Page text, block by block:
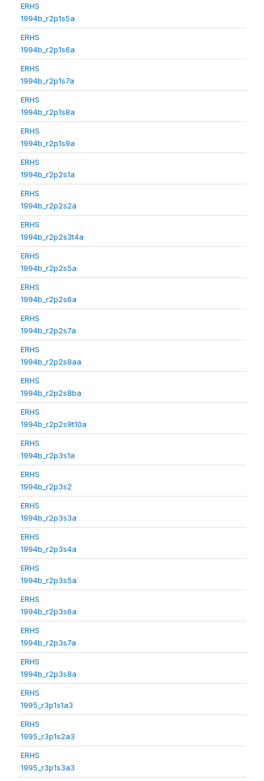
ERHS
1994b_r2p1s5a
ERHS
1994b_r2p1s6a
ERHS
1994b_r2p1s7a
ERHS
1994b_r2p1s8a
ERHS
1994b_r2p1s9a
ERHS
1994b_r2p2s1a
ERHS
1994b_r2p2s2a
ERHS
1994b_r2p2s3t4a
ERHS
1994b_r2p2s5a
ERHS
1994b_r2p2s6a
ERHS
1994b_r2p2s7a
ERHS
1994b_r2p2s8aa
ERHS
1994b_r2p2s8ba
ERHS
1994b_r2p2s9t10a
ERHS
1994b_r2p3s1a
ERHS
1994b_r2p3s2
ERHS
1994b_r2p3s3a
ERHS
1994b_r2p3s4a
ERHS
1994b_r2p3s5a
ERHS
1994b_r2p3s6a
ERHS
1994b_r2p3s7a
ERHS
1994b_r2p3s8a
ERHS
1995_r3p1s1a3
ERHS
1995_r3p1s2a3
ERHS
1995_r3p1s3a3